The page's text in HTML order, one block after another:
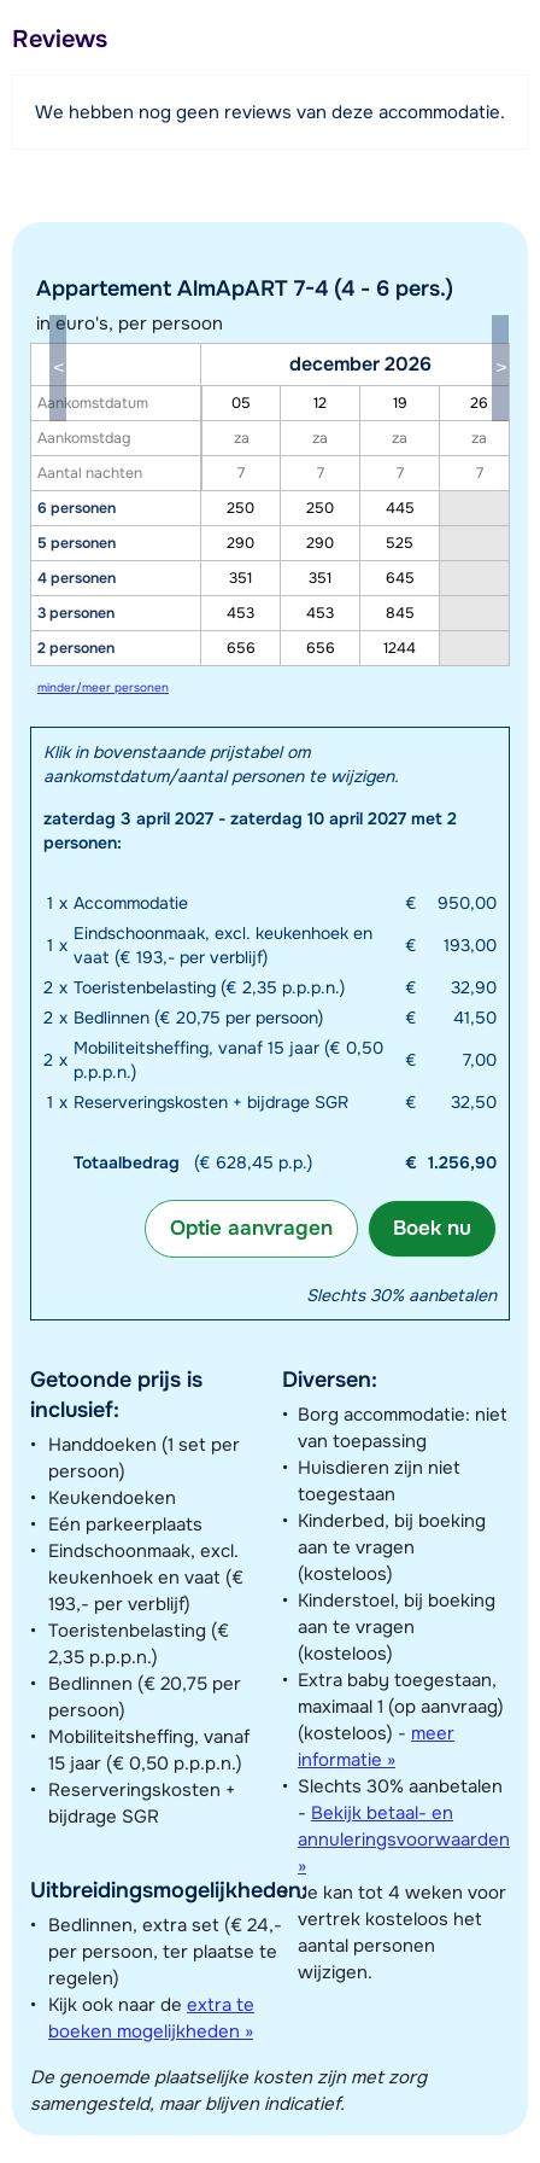
Afstand tot restaurant of bar
650 meter
5,9 kilometer
Afstand tot skibushalte
Deze kaart geeft een indicatie van de ligging van onze accommodaties. De
Reviews
We hebben nog geen reviews van deze accommodatie.
Appartement AlmApART 7-4 (4 - 6 pers.)
in euro's, per persoon
Aankomstdatum
Aankomstdag
Aantal nachten
6 personen
5 personen
4 personen
3 personen
2 personen
december 2026
05 12 19
26
za
za za
za
7
7 7
7
250
250
445
290
290
525
351
351
645
453
453
845
656
656 1244
minder/meer personen
Klik in bovenstaande prijstabel om
aankomstdatum/aantal personen te wijzigen.
zaterdag 3 april 2027 - zaterdag 10 april 2027 met 2
personen:
1 x Accommodatie €
950,00
1 x
Eindschoonmaak, excl. keukenhoek en
vaat (€ 193,- per verblijf)
€
193,00
2 x Toeristenbelasting (€ 2,35 p.p.p.n.) €
32,90
2 x Bedlinnen (€ 20,75 per persoon) €
41,50
2 x
Mobiliteitsheffing, vanaf 15 jaar (€ 0,50
p.p.p.n.)
€
7,00
1 x Reserveringskosten + bijdrage SGR € 32,50
Totaalbedrag (€ 628,45 p.p.) € 1.256,90
Boek nu
Optie aanvragen
Slechts 30% aanbetalen
Getoonde prijs is
inclusief:
Handdoeken (1 set per
persoon)
Keukendoeken
Eén parkeerplaats
Eindschoonmaak, excl.
keukenhoek en vaat (€
193,- per verblijf)
Toeristenbelasting (€
2,35 p.p.p.n.)
Bedlinnen (€ 20,75 per
persoon)
Mobiliteitsheffing, vanaf
15 jaar (€ 0,50 p.p.p.n.)
Reserveringskosten +
bijdrage SGR
Uitbreidingsmogelijkheden:
Bedlinnen, extra set (€ 24,-
per persoon, ter plaatse te
regelen)
Kijk ook naar de extra te
boeken mogelijkheden »
Diversen:
Borg accommodatie: niet
van toepassing
Huisdieren zijn niet
toegestaan
Kinderbed, bij boeking
aan te vragen
(kosteloos)
Kinderstoel, bij boeking
aan te vragen
(kosteloos)
Extra baby toegestaan,
maximaal 1 (op aanvraag)
(kosteloos) - meer
informatie »
Slechts 30% aanbetalen
- Bekijk betaal- en
annuleringsvoorwaarden
»
Je kan tot 4 weken voor
vertrek kosteloos het
aantal personen
wijzigen.
De genoemde plaatselijke kosten zijn met zorg
samengesteld, maar blijven indicatief.